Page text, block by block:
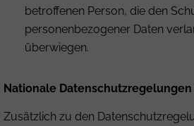
betroffenen Person, die den
personenbezogener Daten
überwiegen.
Nationale
Zusätzlich zu den